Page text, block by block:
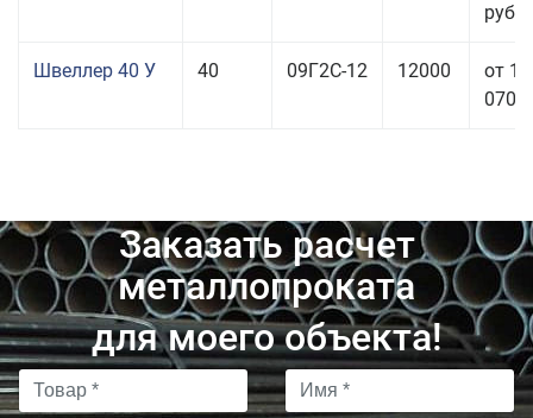
руб.
Швеллер 40 У 40 09Г2С-12 12000
от
Заказать расчет
металлопроката
для моего объекта!